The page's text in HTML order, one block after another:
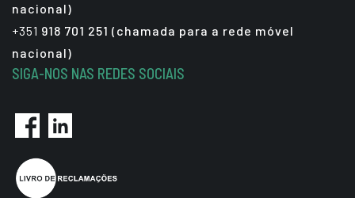
nacional)
+351 918 701 251 (chamada para a rede móvel
nacional)
SIGA-NOS NAS REDES SOCIAIS